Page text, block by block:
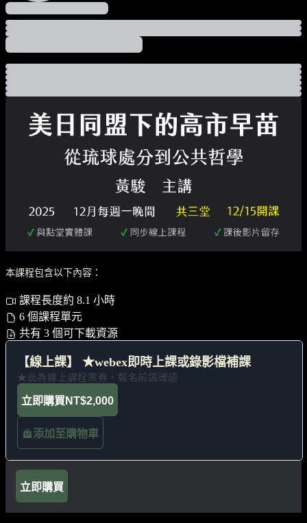
本課程包含以下內容：
課程長度約 8.1 小時
6 個課程單元
共有 3 個可下載資源
【線上課】 ★webex即時上課或錄影檔補課
★此為線上課程票券，報名前請確認
立即購買 NT$2,000
添加至購物車
立即購買